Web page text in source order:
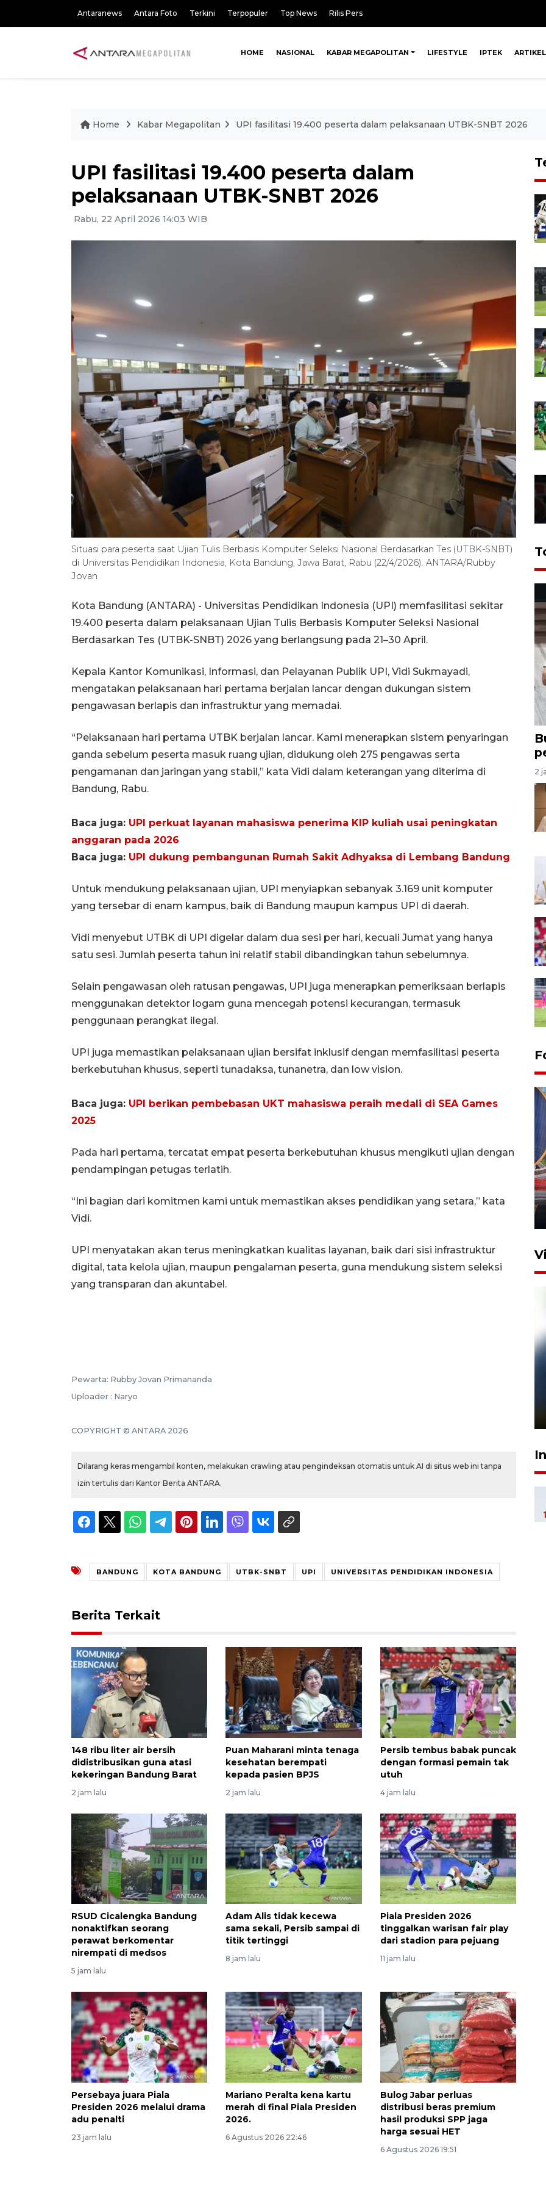
Antaranews Antara Foto Terkini Terpopuler Top News Rilis Pers
HOME NASIONAL KABAR MEGAPOLITAN LIFESTYLE IPTEK ARTIKEL
Home Kabar Megapolitan UPI fasilitasi 19.400 peserta dalam pelaksanaan UTBK-SNBT 2026
UPI fasilitasi 19.400 peserta dalam
pelaksanaan UTBK-SNBT 2026
Rabu, 22 April 2026 14:03 WIB
Situasi para peserta saat Ujian Tulis Berbasis Komputer Seleksi Nasional Berdasarkan Tes (UTBK-SNBT)
di Universitas Pendidikan Indonesia, Kota Bandung, Jawa Barat, Rabu (22/4/2026). ANTARA/Rubby
Jovan
Kota Bandung (ANTARA) - Universitas Pendidikan Indonesia (UPI) memfasilitasi sekitar
19.400 peserta dalam pelaksanaan Ujian Tulis Berbasis Komputer Seleksi Nasional
Berdasarkan Tes (UTBK-SNBT) 2026 yang berlangsung pada 21–30 April.
Kepala Kantor Komunikasi, Informasi, dan Pelayanan Publik UPI, Vidi Sukmayadi,
mengatakan pelaksanaan hari pertama berjalan lancar dengan dukungan sistem
pengawasan berlapis dan infrastruktur yang memadai.
“Pelaksanaan hari pertama UTBK berjalan lancar. Kami menerapkan sistem penyaringan
ganda sebelum peserta masuk ruang ujian, didukung oleh 275 pengawas serta
pengamanan dan jaringan yang stabil,” kata Vidi dalam keterangan yang diterima di
Bandung, Rabu.
Baca juga: UPI perkuat layanan mahasiswa penerima KIP kuliah usai peningkatan
anggaran pada 2026
Baca juga: UPI dukung pembangunan Rumah Sakit Adhyaksa di Lembang Bandung
Untuk mendukung pelaksanaan ujian, UPI menyiapkan sebanyak 3.169 unit komputer
yang tersebar di enam kampus, baik di Bandung maupun kampus UPI di daerah.
Vidi menyebut UTBK di UPI digelar dalam dua sesi per hari, kecuali Jumat yang hanya
satu sesi. Jumlah peserta tahun ini relatif stabil dibandingkan tahun sebelumnya.
Selain pengawasan oleh ratusan pengawas, UPI juga menerapkan pemeriksaan berlapis
menggunakan detektor logam guna mencegah potensi kecurangan, termasuk
penggunaan perangkat ilegal.
UPI juga memastikan pelaksanaan ujian bersifat inklusif dengan memfasilitasi peserta
berkebutuhan khusus, seperti tunadaksa, tunanetra, dan low vision.
Baca juga: UPI berikan pembebasan UKT mahasiswa peraih medali di SEA Games
2025
Pada hari pertama, tercatat empat peserta berkebutuhan khusus mengikuti ujian dengan
pendampingan petugas terlatih.
“Ini bagian dari komitmen kami untuk memastikan akses pendidikan yang setara,” kata
Vidi.
UPI menyatakan akan terus meningkatkan kualitas layanan, baik dari sisi infrastruktur
digital, tata kelola ujian, maupun pengalaman peserta, guna mendukung sistem seleksi
yang transparan dan akuntabel.
Pewarta: Rubby Jovan Primananda
Uploader : Naryo
COPYRIGHT © ANTARA 2026
Dilarang keras mengambil konten, melakukan crawling atau pengindeksan otomatis untuk AI di situs web ini tanpa
izin tertulis dari Kantor Berita ANTARA.
BANDUNG KOTA BANDUNG UTBK-SNBT UPI UNIVERSITAS PENDIDIKAN INDONESIA
Berita Terkait
148 ribu liter air bersih
didistribusikan guna atasi
kekeringan Bandung Barat
2 jam lalu
Puan Maharani minta tenaga
kesehatan berempati
kepada pasien BPJS
2 jam lalu
Persib tembus babak puncak
dengan formasi pemain tak
utuh
4 jam lalu
RSUD Cicalengka Bandung
nonaktifkan seorang
perawat berkomentar
nirempati di medsos
5 jam lalu
Adam Alis tidak kecewa
sama sekali, Persib sampai di
titik tertinggi
8 jam lalu
Piala Presiden 2026
tinggalkan warisan fair play
dari stadion para pejuang
11 jam lalu
Persebaya juara Piala
Presiden 2026 melalui drama
adu penalti
23 jam lalu
Mariano Peralta kena kartu
merah di final Piala Presiden
2026.
6 Agustus 2026 22:46
Bulog Jabar perluas
distribusi beras premium
hasil produksi SPP jaga
harga sesuai HET
6 Agustus 2026 19:51
2
Stasiun Bogor
Ekonomi triwulan II-2026
tumbuh 5,29 persen
2026-08-06 18:45:00